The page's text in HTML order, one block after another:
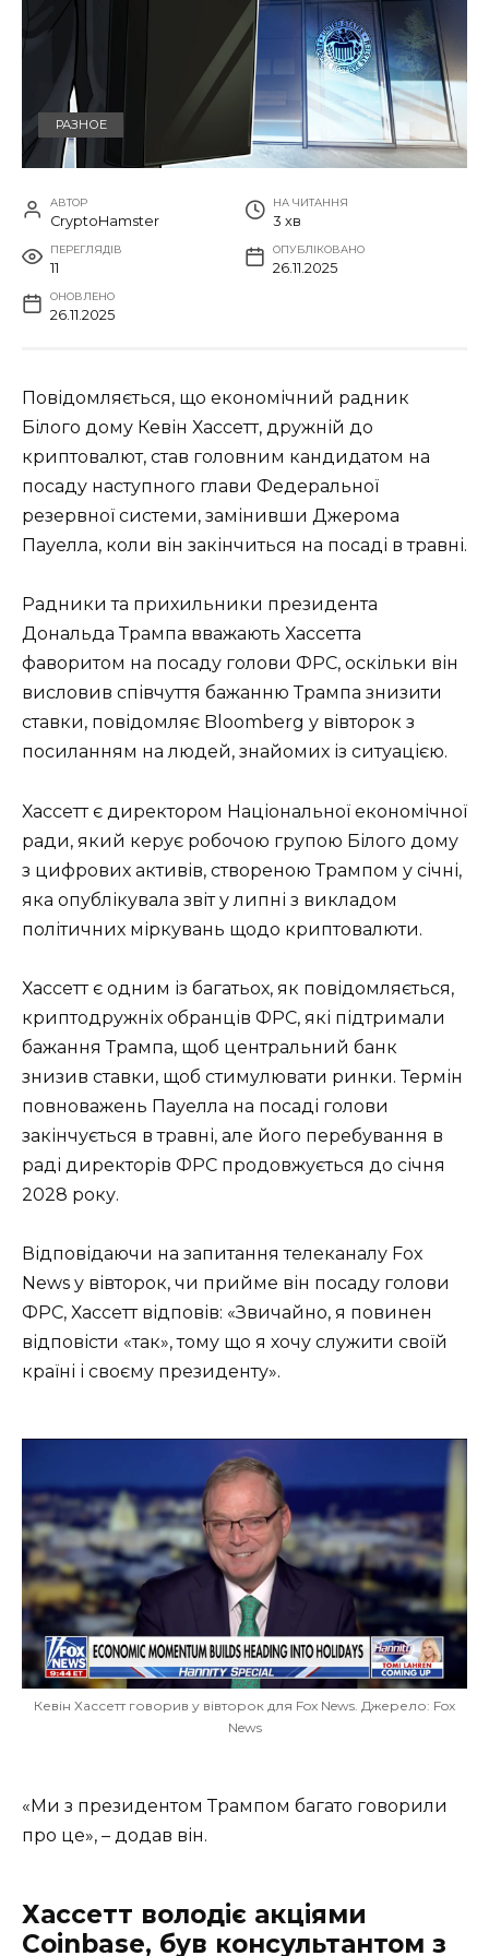
РАЗНОЕ
АВТОР
CryptoHamster
НА ЧИТАННЯ
3 хв
ПЕРЕГЛЯДІВ
11
ОПУБЛІКОВАНО
26.11.2025
ОНОВЛЕНО
26.11.2025
Повідомляється, що економічний радник
Білого дому Кевін Хассетт, дружній до
криптовалют, став головним кандидатом на
посаду наступного глави Федеральної
резервної системи, замінивши Джерома
Пауелла, коли він закінчиться на посаді в травні.
Радники та прихильники президента
Дональда Трампа вважають Хассетта
фаворитом на посаду голови ФРС, оскільки він
висловив співчуття бажанню Трампа знизити
ставки, повідомляє Bloomberg у вівторок з
посиланням на людей, знайомих із ситуацією.
Хассетт є директором Національної економічної
ради, який керує робочою групою Білого дому
з цифрових активів, створеною Трампом у січні,
яка опублікувала звіт у липні з викладом
політичних міркувань щодо криптовалюти.
Хассетт є одним із багатьох, як повідомляється,
криптодружніх обранців ФРС, які підтримали
бажання Трампа, щоб центральний банк
знизив ставки, щоб стимулювати ринки. Термін
повноважень Пауелла на посаді голови
закінчується в травні, але його перебування в
раді директорів ФРС продовжується до січня
2028 року.
Відповідаючи на запитання телеканалу Fox
News у вівторок, чи прийме він посаду голови
ФРС, Хассетт відповів: «Звичайно, я повинен
відповісти «так», тому що я хочу служити своїй
країні і своєму президенту».
Кевін Хассетт говорив у вівторок для Fox News. Джерело: Fox
News
«Ми з президентом Трампом багато говорили
про це», – додав він.
Хассетт володіє акціями
Coinbase, був консультантом з